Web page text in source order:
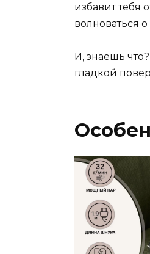
избавит тебя
волноваться
И, знаешь
гладкой